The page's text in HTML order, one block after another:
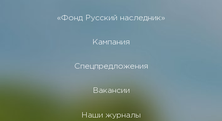
«Фонд Русский наследник»
Кампания
Спецпредложения
Вакансии
Наши журналы